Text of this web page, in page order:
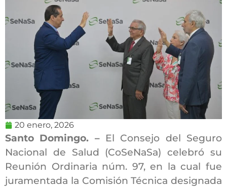
20 enero, 2026
Santo Domingo. – El Consejo del Seguro
Nacional de Salud (CoSeNaSa) celebró su
Reunión Ordinaria núm. 97, en la cual fue
juramentada la Comisión Técnica designada